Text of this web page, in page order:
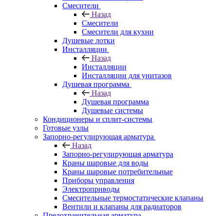
Смесители
Назад
Смесители
Смесители для кухни
Душевые лотки
Инсталляции
Назад
Инсталляции
Инсталляции для унитазов
Душевая программа
Назад
Душевая программа
Душевые системы
Кондиционеры и сплит-системы
Готовые узлы
Запорно-регулирующая арматура
Назад
Запорно-регулирующая арматура
Краны шаровые для воды
Краны шаровые потребительные
Приборы управления
Электроприводы
Смесительные термостатические клапаны
Вентили и клапаны для радиаторов